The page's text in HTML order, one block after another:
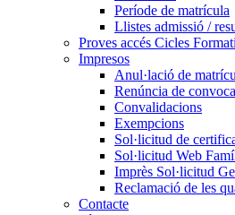
Període de matrícula
Llistes admissió /
Proves accés Cicles
Impresos
Anul·lació de
Renúncia de
Convalidacions
Exempcions
Sol·licitud de
Sol·licitud Web
Imprès Sol·licitud
Reclamació de les
Contacte